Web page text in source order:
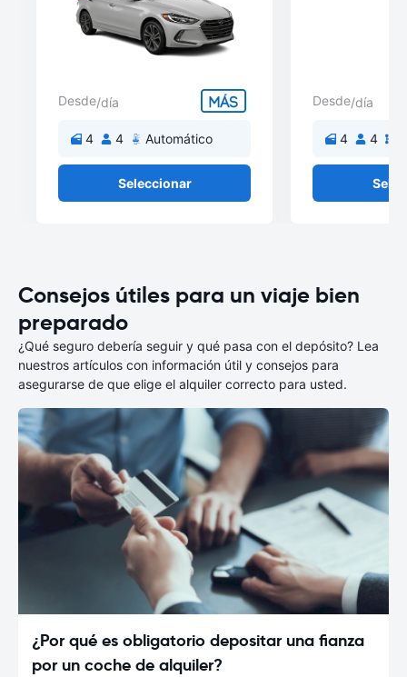
Desde/día
4 4 Automático
Seleccionar
Desde/día
4 4
Consejos útiles para un viaje bien
preparado
¿Qué seguro debería seguir y qué pasa con el depósito? Lea
nuestros artículos con información útil y consejos para
asegurarse de que elige el alquiler correcto para usted.
¿Por qué es obligatorio depositar una fianza
por un coche de alquiler?